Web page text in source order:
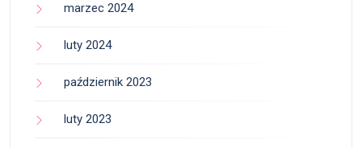
marzec 2024
luty 2024
październik 2023
luty 2023